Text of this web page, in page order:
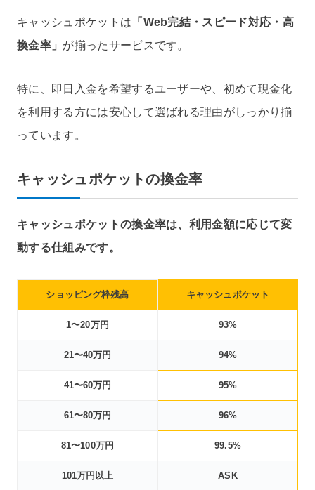
キャッシュポケットは 「Web完結・スピード対応・高
換金率」 が揃ったサービスです。
特に、即日入金を希望するユーザーや、初めて現金化
を利用する方には安心して選ばれる理由がしっかり揃
っています。
キャッシュポケットの換金率
キャッシュポケットの換金率は、利用金額に応じて変
動する仕組みです。
ショッピング枠残高 キャッシュポケット
1〜20万円 93%
21〜40万円 94%
41〜60万円 95%
61〜80万円 96%
81〜100万円 99.5%
101万円以上 ASK